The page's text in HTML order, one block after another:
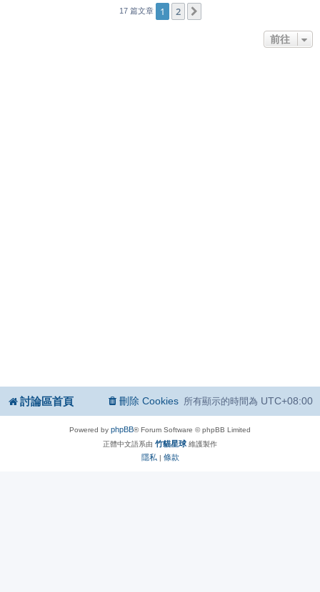
17 篇文章 1 2
前往
討論區首頁 所有顯示的時間為 UTC+08:00
刪除 Cookies
Powered by phpBB® Forum Software © phpBB Limited
正體中文語系由 竹貓星球 維護製作
隱私 | 條款